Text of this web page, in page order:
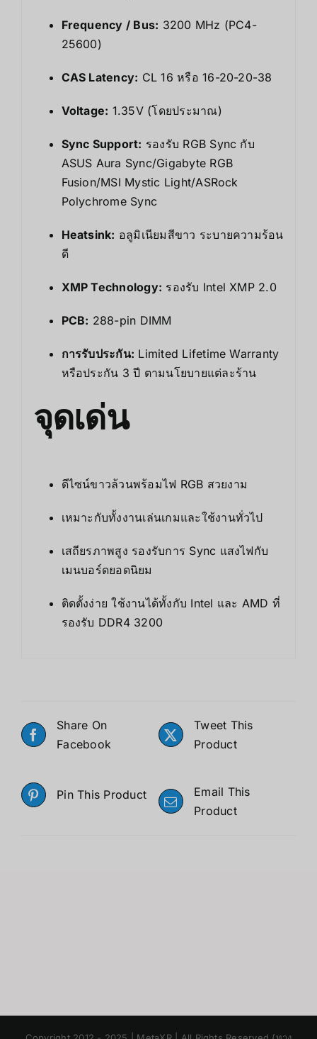
Frequency / Bus: 3200 MHz (PC4-
25600)
CAS Latency: CL 16 หรือ 16-20-20-38
Voltage: 1.35V (โดยประมาณ)
Sync Support: รองรับ RGB Sync กับ
ASUS Aura Sync/Gigabyte RGB
Fusion/MSI Mystic Light/ASRock
Polychrome Sync
Heatsink: อลูมิเนียมสีขาว ระบายความร้อน
ดี
XMP Technology: รองรับ Intel XMP 2.0
PCB: 288-pin DIMM
การรับประกัน: Limited Lifetime Warranty
หรือประกัน 3 ปี ตามนโยบายแต่ละร้าน
จุดเด่น
ดีไซน์ขาวล้วนพร้อมไฟ RGB สวยงาม
เหมาะกับทั้งงานเล่นเกมและใช้งานทั่วไป
เสถียรภาพสูง รองรับการ Sync แสงไฟกับ
เมนบอร์ดยอดนิยม
ติดตั้งง่าย ใช้งานได้ทั้งกับ Intel และ AMD ที่
รองรับ DDR4 3200
Share On
Facebook
Tweet This
Product
Pin This Product
Email This
Product